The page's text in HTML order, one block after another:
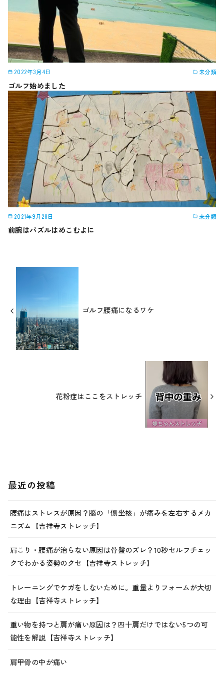
2022年3月4日 未分類
ゴルフ始めました
2021年9月28日 未分類
前腕はパズルはめこむよに
ゴルフ腰痛になるワケ
花粉症はここをストレッチ
最近の投稿
腰痛はストレスが原因？脳の「側坐核」が痛みを左右するメカ
ニズム【吉祥寺ストレッチ】
肩こり・腰痛が治らない原因は骨盤のズレ？10秒セルフチェッ
クでわかる姿勢のクセ【吉祥寺ストレッチ】
トレーニングでケガをしないために。重量よりフォームが大切
な理由【吉祥寺ストレッチ】
重い物を持つと肩が痛い原因は？四十肩だけではない5つの可
能性を解説【吉祥寺ストレッチ】
肩甲骨の中が痛い